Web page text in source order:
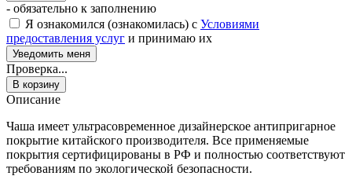
- обязательно к заполнению
Я ознакомился (ознакомилась) с Условиями
предоставления услуг и принимаю их
Проверка...
В корзину
Описание
Чаша имеет ультрасовременное дизайнерское антипригарное
покрытие китайского производителя. Все применяемые
покрытия сертифицированы в РФ и полностью соответствуют
требованиям по экологической безопасности.